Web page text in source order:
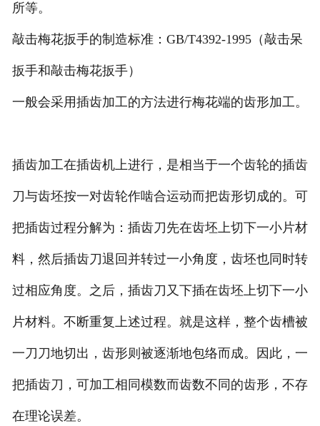
所等。
敲击梅花扳手的制造标准：GB/T4392-1995（敲击呆
扳手和敲击梅花扳手）
一般会采用插齿加工的方法进行梅花端的齿形加工。
插齿加工在插齿机上进行，是相当于一个齿轮的插齿
刀与齿坯按一对齿轮作啮合运动而把齿形切成的。可
把插齿过程分解为：插齿刀先在齿坯上切下一小片材
料，然后插齿刀退回并转过一小角度，齿坯也同时转
过相应角度。之后，插齿刀又下插在齿坯上切下一小
片材料。不断重复上述过程。就是这样，整个齿槽被
一刀刀地切出，齿形则被逐渐地包络而成。因此，一
把插齿刀，可加工相同模数而齿数不同的齿形，不存
在理论误差。